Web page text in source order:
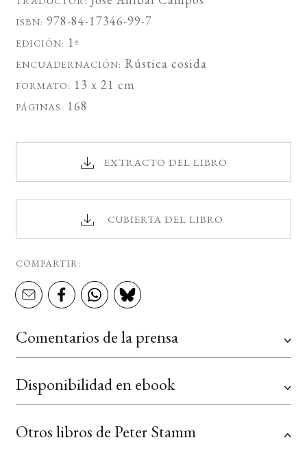
ISBN: 978-84-17346-99-7
EDICIÓN: 1ª
ENCUADERNACIÓN: Rústica cosida
FORMATO: 13 x 21 cm
PÁGINAS: 168
EXTRACTO DEL LIBRO
CUBIERTA DEL LIBRO
COMPARTIR:
Comentarios de la prensa
Disponibilidad en ebook
Otros libros de Peter Stamm